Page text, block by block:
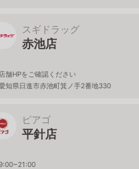
スギドラッグ
赤池店
店舗HPをご確認ください
知県日進市赤池町箕ノ手2番地330
ピアゴ
平針店